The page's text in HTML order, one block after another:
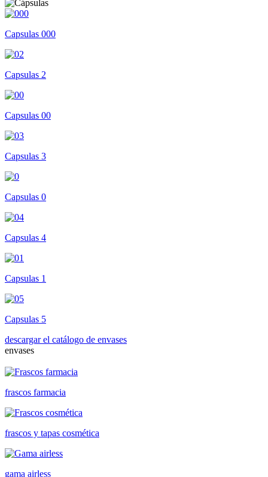
Capsulas 000
Capsulas 2
Capsulas 00
Capsulas 3
Capsulas 0
Capsulas 4
Capsulas 1
Capsulas 5
descargar el catálogo de envases
envases
frascos farmacia
frascos y tapas cosmética
gama airless